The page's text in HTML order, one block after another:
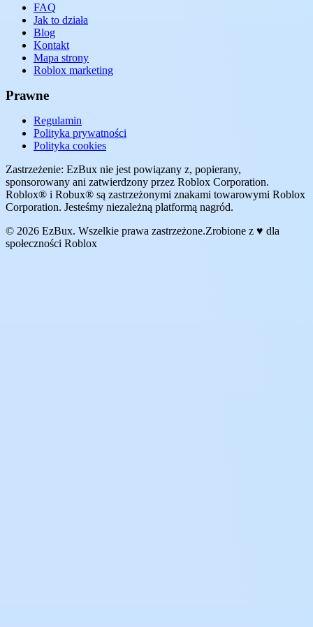
FAQ
Jak to działa
Blog
Kontakt
Mapa strony
Roblox marketing
Prawne
Regulamin
Polityka prywatności
Polityka cookies
Zastrzeżenie: EzBux nie jest powiązany z, popierany,
sponsorowany ani zatwierdzony przez Roblox Corporation.
Roblox® i Robux® są zastrzeżonymi znakami towarowymi Roblox
Corporation. Jesteśmy niezależną platformą nagród.
© 2026 EzBux. Wszelkie prawa zastrzeżone.Zrobione z ♥ dla
społeczności Roblox